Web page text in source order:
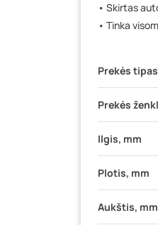
• Skirtas
• Tinka
Prekės tipas
Prekės
Ilgis, mm
Plotis, mm
Aukštis, mm